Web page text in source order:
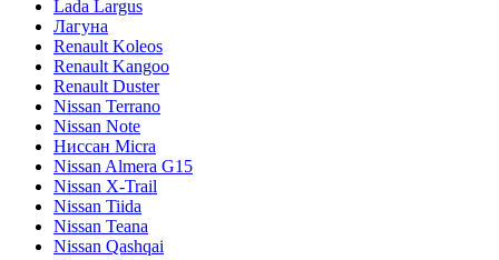
Lada Largus
Лагуна
Renault Koleos
Renault Kangoo
Renault Duster
Nissan Terrano
Nissan Note
Ниссан Micra
Nissan Almera G15
Nissan X-Trail
Nissan Tiida
Nissan Teana
Nissan Qashqai